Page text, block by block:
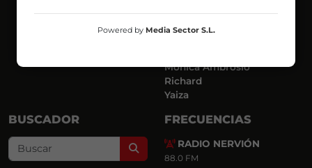
Joseba
Luis Carlos
Mónica Ambrosio
Richard
Yaiza
BUSCADOR
Search
FRECUENCIAS
RADIO NERVIÓN
88.0 FM
Powered by Media Sector S.L.